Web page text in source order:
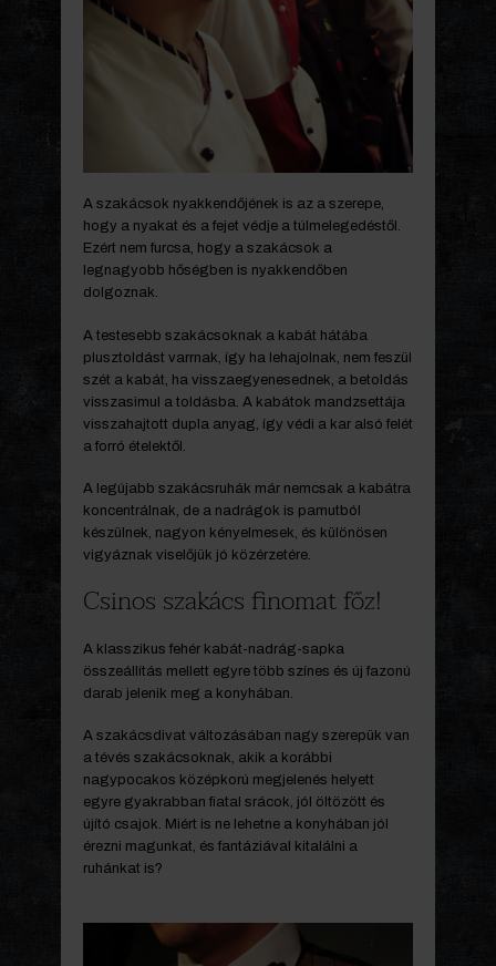
A szakácsok nyakkendőjének is az a szerepe,
hogy a nyakat és a fejet védje a túlmelegedéstől.
Ezért nem furcsa, hogy a szakácsok a
legnagyobb hőségben is nyakkendőben
dolgoznak.
A testesebb szakácsoknak a kabát hátába
plusztoldást varrnak, így ha lehajolnak, nem feszül
szét a kabát, ha visszaegyenesednek, a betoldás
visszasimul a toldásba. A kabátok mandzsettája
visszahajtott dupla anyag, így védi a kar alsó felét
a forró ételektől.
A legújabb szakácsruhák már nemcsak a kabátra
koncentrálnak, de a nadrágok is pamutból
készülnek, nagyon kényelmesek, és különösen
vigyáznak viselőjük jó közérzetére.
Csinos szakács finomat főz!
A klasszikus fehér kabát-nadrág-sapka
összeállítás mellett egyre több színes és új fazonú
darab jelenik meg a konyhában.
A szakácsdivat változásában nagy szerepük van
a tévés szakácsoknak, akik a korábbi
nagypocakos középkorú megjelenés helyett
egyre gyakrabban fiatal srácok, jól öltözött és
újító csajok. Miért is ne lehetne a konyhában jól
érezni magunkat, és fantáziával kitalálni a
ruhánkat is?